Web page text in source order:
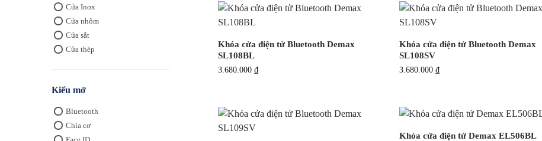
Khóa cửa điện tử Bluetooth Demax
SL108BL
3.680.000 ₫
Khóa cửa điện tử Bluetooth Demax
SL108SV
3.680.000 ₫
Khóa cửa điện tử Demax EL506BL
Cửa Inox
Cửa nhôm
Cửa sắt
Cửa thép
Kiểu mở
Bluetooth
Chìa cơ